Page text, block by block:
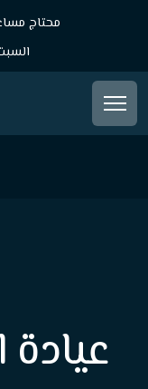
محتاج
السبت -
عيادة